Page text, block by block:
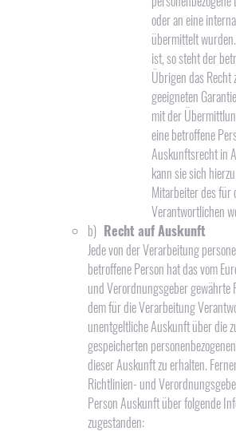
oder an eine
übermittelt
ist, so steht der
Übrigen das
geeigneten
mit der
eine betroffene
Auskunftsrecht in
kann sie sich
Mitarbeiter des für
Verantwortlichen
b) Recht auf Auskunft
Jede von der Verarbeitung
betroffene Person hat das vom
und Verordnungsgeber gewährte
dem für die Verarbeitung
unentgeltliche Auskunft über die
gespeicherten
dieser Auskunft zu erhalten.
Richtlinien- und
Person Auskunft über folgende
zugestanden: